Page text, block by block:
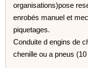
organisations)pose
enrobés manuel et
piquetages.
Conduite d engins de
chenille ou a pneus